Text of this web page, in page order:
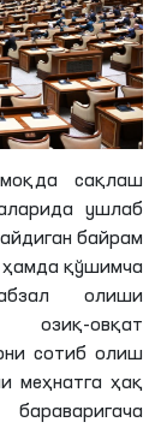
сақлаш
ушлаб
байрам
ҳамда қўшимча
олиши
овқат
сотиб олиш
меҳнатга ҳақ